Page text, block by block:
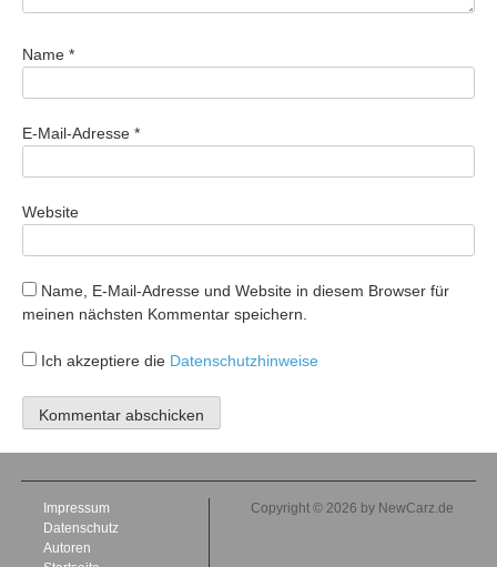
Name *
E-Mail-Adresse *
Website
Name, E-Mail-Adresse und Website in diesem Browser für
meinen nächsten Kommentar speichern.
Ich akzeptiere die Datenschutzhinweise
Impressum
Datenschutz
Autoren
Copyright © 2026 by NewCarz.de